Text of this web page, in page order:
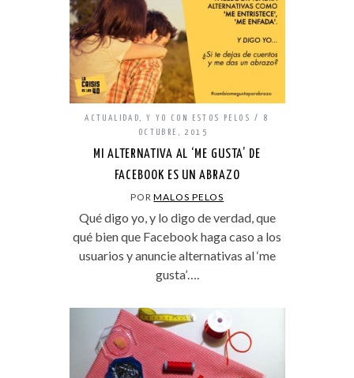
ACTUALIDAD, Y YO CON ESTOS PELOS
8
OCTUBRE, 2015
MI ALTERNATIVA AL ‘ME GUSTA’ DE
FACEBOOK ES UN ABRAZO
PORMALOS PELOS
Qué digo yo, y lo digo de verdad, que
qué bien que Facebook haga caso a los
usuarios y anuncie alternativas al ‘me
gusta’….